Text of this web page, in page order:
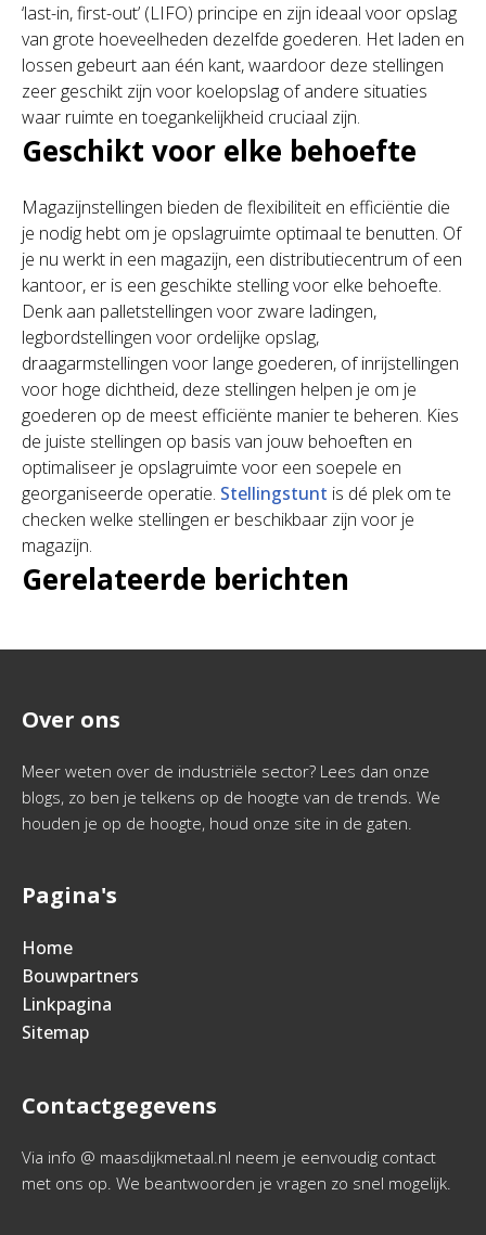
‘last-in, first-out’ (LIFO) principe en zijn ideaal voor opslag
van grote hoeveelheden dezelfde goederen. Het laden en
lossen gebeurt aan één kant, waardoor deze stellingen
zeer geschikt zijn voor koelopslag of andere situaties
waar ruimte en toegankelijkheid cruciaal zijn.
Geschikt voor elke behoefte
Magazijnstellingen bieden de flexibiliteit en efficiëntie die
je nodig hebt om je opslagruimte optimaal te benutten. Of
je nu werkt in een magazijn, een distributiecentrum of een
kantoor, er is een geschikte stelling voor elke behoefte.
Denk aan palletstellingen voor zware ladingen,
legbordstellingen voor ordelijke opslag,
draagarmstellingen voor lange goederen, of inrijstellingen
voor hoge dichtheid, deze stellingen helpen je om je
goederen op de meest efficiënte manier te beheren. Kies
de juiste stellingen op basis van jouw behoeften en
optimaliseer je opslagruimte voor een soepele en
georganiseerde operatie. Stellingstunt is dé plek om te
checken welke stellingen er beschikbaar zijn voor je
magazijn.
Gerelateerde berichten
Over ons
Meer weten over de industriële sector? Lees dan onze
blogs, zo ben je telkens op de hoogte van de trends. We
houden je op de hoogte, houd onze site in de gaten.
Pagina's
Home
Bouwpartners
Linkpagina
Sitemap
Contactgegevens
Via info @ maasdijkmetaal.nl neem je eenvoudig contact
met ons op. We beantwoorden je vragen zo snel mogelijk.